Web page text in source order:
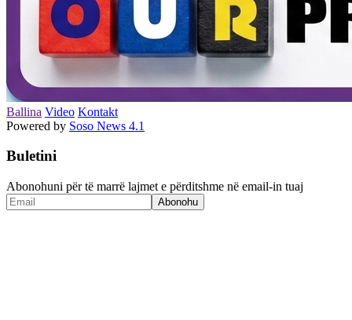
Ballina Video Kontakt
Powered by Soso News 4.1
Buletini
Abonohuni për të marrë lajmet e përditshme në email-in tuaj
Abonohu